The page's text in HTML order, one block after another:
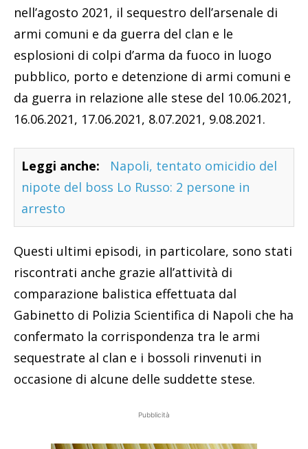
nell’agosto 2021, il sequestro dell’arsenale di
armi comuni e da guerra del clan e le
esplosioni di colpi d’arma da fuoco in luogo
pubblico, porto e detenzione di armi comuni e
da guerra in relazione alle stese del 10.06.2021,
16.06.2021, 17.06.2021, 8.07.2021, 9.08.2021.
Leggi anche:
Napoli, tentato omicidio del
nipote del boss Lo Russo: 2 persone in
arresto
Questi ultimi episodi, in particolare, sono stati
riscontrati anche grazie all’attività di
comparazione balistica effettuata dal
Gabinetto di Polizia Scientifica di Napoli che ha
confermato la corrispondenza tra le armi
sequestrate al clan e i bossoli rinvenuti in
occasione di alcune delle suddette stese.
Pubblicità